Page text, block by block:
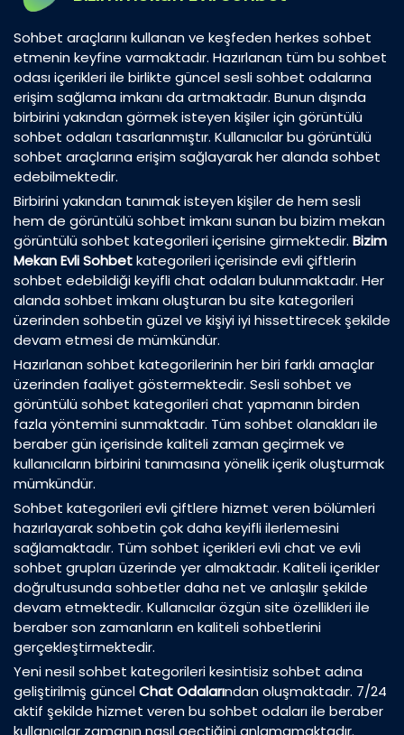
Sohbet araçlarını kullanan ve keşfeden herkes sohbet
etmenin keyfine varmaktadır. Hazırlanan tüm bu sohbet
odası içerikleri ile birlikte güncel sesli sohbet odalarına
erişim sağlama imkanı da artmaktadır. Bunun dışında
birbirini yakından görmek isteyen kişiler için görüntülü
sohbet odaları tasarlanmıştır. Kullanıcılar bu görüntülü
sohbet araçlarına erişim sağlayarak her alanda sohbet
edebilmektedir.
Birbirini yakından tanımak isteyen kişiler de hem sesli
hem de görüntülü sohbet imkanı sunan bu bizim mekan
görüntülü sohbet kategorileri içerisine girmektedir. Bizim
Mekan Evli Sohbetkategorileri içerisinde evli çiftlerin
sohbet edebildiği keyifli chat odaları bulunmaktadır. Her
alanda sohbet imkanı oluşturan bu site kategorileri
üzerinden sohbetin güzel ve kişiyi iyi hissettirecek şekilde
devam etmesi de mümkündür.
Hazırlanan sohbet kategorilerinin her biri farklı amaçlar
üzerinden faaliyet göstermektedir. Sesli sohbet ve
görüntülü sohbet kategorileri chat yapmanın birden
fazla yöntemini sunmaktadır. Tüm sohbet olanakları ile
beraber gün içerisinde kaliteli zaman geçirmek ve
kullanıcıların birbirini tanımasına yönelik içerik oluşturmak
mümkündür.
Sohbet kategorileri evli çiftlere hizmet veren bölümleri
hazırlayarak sohbetin çok daha keyifli ilerlemesini
sağlamaktadır. Tüm sohbet içerikleri evli chat ve evli
sohbet grupları üzerinde yer almaktadır. Kaliteli içerikler
doğrultusunda sohbetler daha net ve anlaşılır şekilde
devam etmektedir. Kullanıcılar özgün site özellikleri ile
beraber son zamanların en kaliteli sohbetlerini
gerçekleştirmektedir.
Yeni nesil sohbet kategorileri kesintisiz sohbet adına
geliştirilmiş güncelChat Odalarından oluşmaktadır. 7/24
aktif şekilde hizmet veren bu sohbet odaları ile beraber
kullanıcılar zamanın nasıl geçtiğini anlamamaktadır.